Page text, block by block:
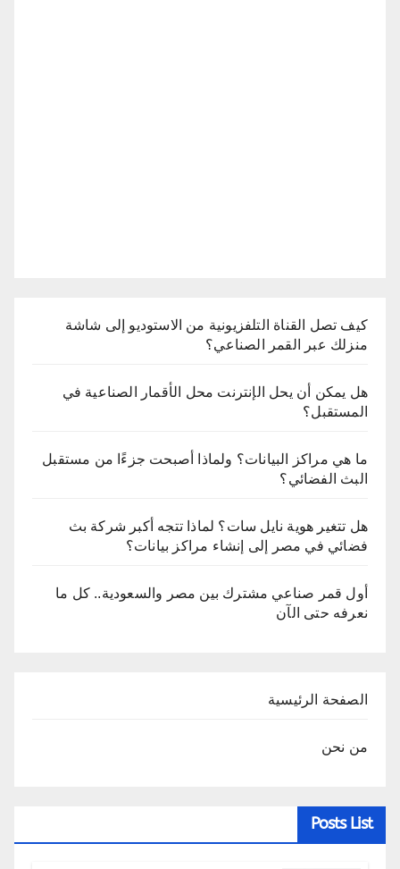
كيف تصل القناة التلفزيونية من الاستوديو إلى شاشة
منزلك عبر القمر الصناعي؟
هل يمكن أن يحل الإنترنت محل الأقمار الصناعية في
المستقبل؟
ما هي مراكز البيانات؟ ولماذا أصبحت جزءًا من مستقبل
البث الفضائي؟
هل تتغير هوية نايل سات؟ لماذا تتجه أكبر شركة بث
فضائي في مصر إلى إنشاء مراكز بيانات؟
أول قمر صناعي مشترك بين مصر والسعودية.. كل ما
نعرفه حتى الآن
الصفحة الرئيسية
من نحن
Posts List